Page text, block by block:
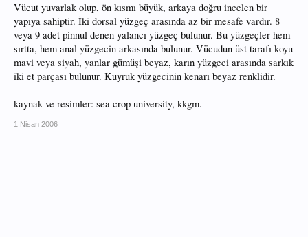
Vücut yuvarlak olup, ön kısmı büyük, arkaya doğru incelen bir
yapıya sahiptir. İki dorsal yüzgeç arasında az bir mesafe vardır. 8
veya 9 adet pinnul denen yalancı yüzgeç bulunur. Bu yüzgeçler hem
sırtta, hem anal yüzgecin arkasında bulunur. Vücudun üst tarafı koyu
mavi veya siyah, yanlar gümüşi beyaz, karın yüzgeci arasında sarkık
iki et parçası bulunur. Kuyruk yüzgecinin kenarı beyaz renklidir.
kaynak ve resimler: sea crop university, kkgm.
1 Nisan 2006